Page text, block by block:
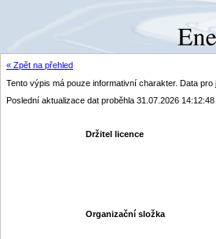
« Zpět na přehled
Tento výpis má pouze informativní charakter. Data
Poslední aktualizace dat proběhla 31.07.2026 14:12:48
Držitel licence
Organizační složka